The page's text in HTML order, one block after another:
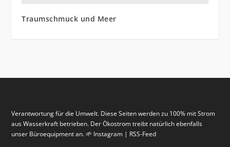
Traumschmuck und Meer
Verantwortung für die Umwelt. Diese Seiten werden zu 100% mit Strom
aus Wasserkraft betrieben. Der Ökostrom treibt natürlich ebenfalls
unser Büroequipment an. 🌱 Instagram | RSS-Feed